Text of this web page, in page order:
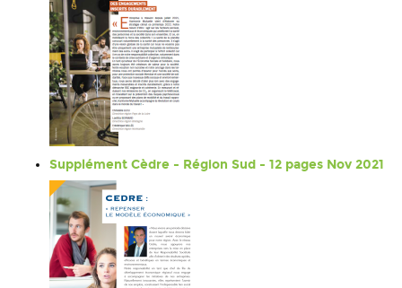
Supplément Cèdre - Région Sud - 12 pages Nov 2021